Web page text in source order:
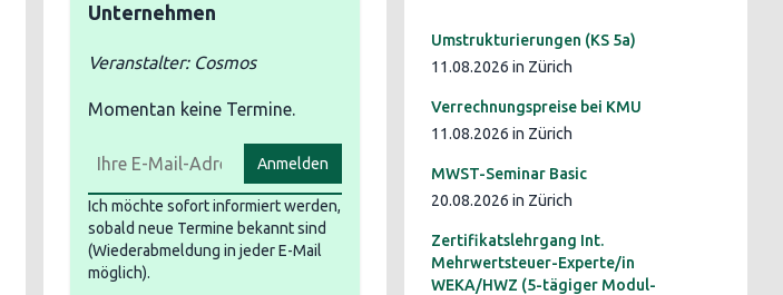
Unternehmen
Veranstalter: Cosmos
Momentan keine Termine.
Anmelden
Ich möchte sofort informiert werden,
sobald neue Termine bekannt sind
(Wiederabmeldung in jeder E-Mail
möglich).
Umstrukturierungen (KS 5a)
11.08.2026 in Zürich
Verrechnungspreise bei KMU
11.08.2026 in Zürich
MWST-Seminar Basic
20.08.2026 in Zürich
Zertifikatslehrgang Int.
Mehrwertsteuer-Experte/in
WEKA/HWZ (5-tägiger Modul-